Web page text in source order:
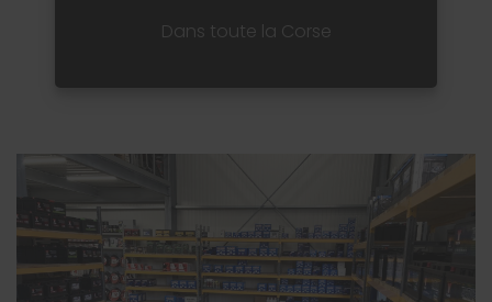
Dans toute la Corse